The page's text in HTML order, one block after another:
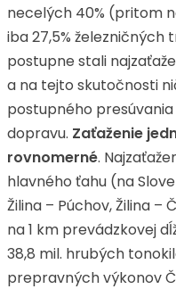
necelých 40% (pritom
iba 27,5% železničných
postupne stali
a na tejto skutočnosti
postupného
dopravu. Zaťaženie
rovnomerné.
hlavného ťahu (na
Žilina – Púchov, Žilina –
na 1 km prevádzkovej
38,8 mil. hrubých
prepravných výkonov